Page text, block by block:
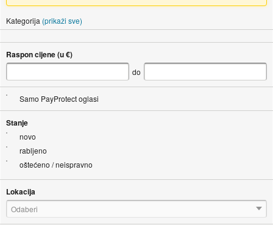
Kategorija (prikaži sve)
Raspon cijene (u €)
do
Samo PayProtect oglasi
Stanje
novo
rabljeno
oštećeno / neispravno
Lokacija
Odaberi